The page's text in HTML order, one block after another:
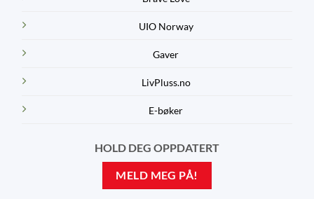
UIO Norway
Gaver
LivPluss.no
E-bøker
HOLD DEG OPPDATERT
MELD MEG PÅ!